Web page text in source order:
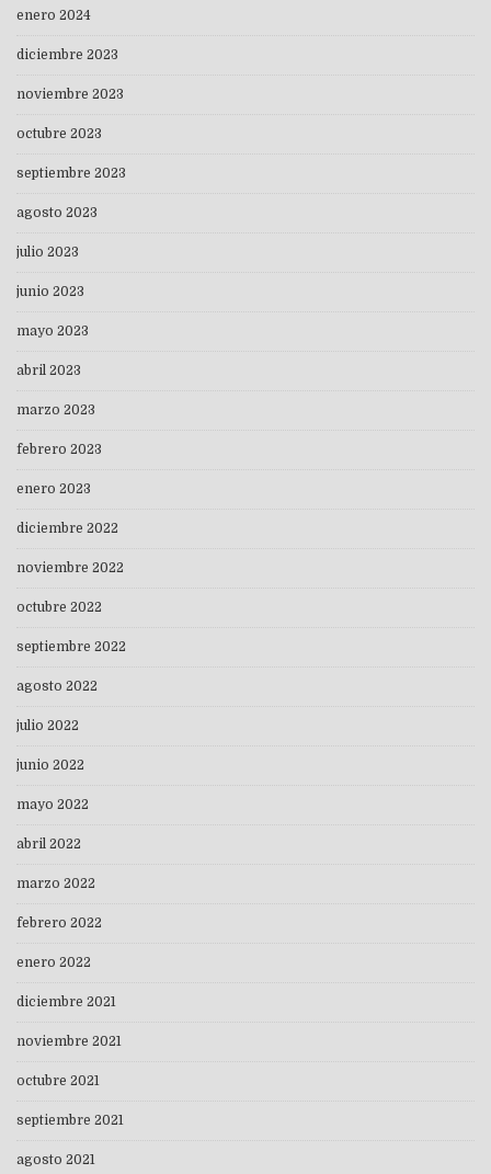
enero 2024
diciembre 2023
noviembre 2023
octubre 2023
septiembre 2023
agosto 2023
julio 2023
junio 2023
mayo 2023
abril 2023
marzo 2023
febrero 2023
enero 2023
diciembre 2022
noviembre 2022
octubre 2022
septiembre 2022
agosto 2022
julio 2022
junio 2022
mayo 2022
abril 2022
marzo 2022
febrero 2022
enero 2022
diciembre 2021
noviembre 2021
octubre 2021
septiembre 2021
agosto 2021